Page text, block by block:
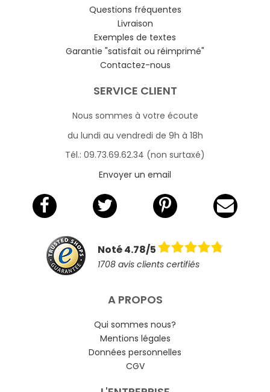
Questions fréquentes
Livraison
Exemples de textes
Garantie "satisfait ou réimprimé"
Contactez-nous
SERVICE CLIENT
Nous sommes à votre écoute
du lundi au vendredi de 9h à 18h
Tél.: 09.73.69.62.34 (non surtaxé)
Envoyer un email
Noté 4.78/5
1708 avis clients certifiés
A PROPOS
Qui sommes nous?
Mentions légales
Données personnelles
CGV